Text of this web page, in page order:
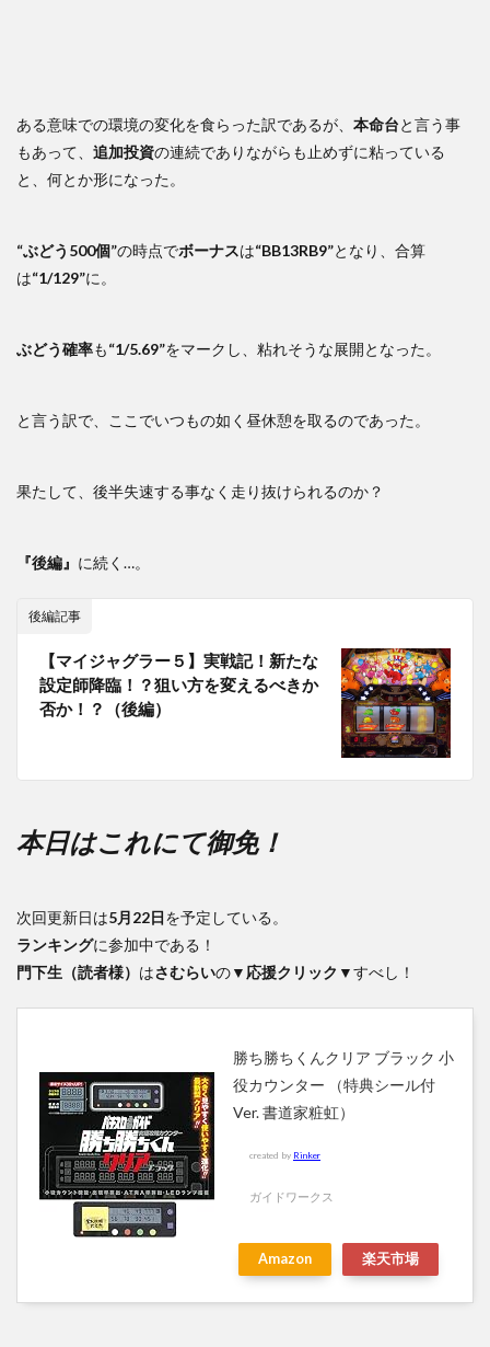
ある意味での環境の変化を食らった訳であるが、 本命台と言う事
もあって、 追加投資の連続でありながらも止めずに粘っている
と、何とか形になった。
“ぶどう500個”の時点でボーナスは“BB13RB9”となり、合算
は“1/129”に。
ぶどう確率も“1/5.69”をマークし、粘れそうな展開となった。
と言う訳で、ここでいつもの如く昼休憩を取るのであった。
果たして、後半失速する事なく走り抜けられるのか？
『後編』 に続く…。
後編記事
【マイジャグラー５】実戦記！新たな
設定師降臨！？狙い方を変えるべきか
否か！？（後編）
本日はこれにて御免！
次回更新日は5月22日を予定している。
ランキングに参加中である！
門下生（読者様） はさむらいの▼応援クリック▼すべし！
勝ち勝ちくんクリア ブラック 小
役カウンター （特典シール付
Ver. 書道家粧虹）
created by Rinker
ガイドワークス
Amazon 楽天市場